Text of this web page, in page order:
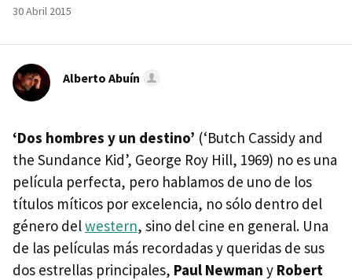
30 Abril 2015
Alberto Abuín
‘Dos hombres y un destino’ (‘Butch Cassidy and
the Sundance Kid’, George Roy Hill, 1969) no es una
película perfecta, pero hablamos de uno de los
títulos míticos por excelencia, no sólo dentro del
género delwestern, sino del cine en general. Una
de las películas más recordadas y queridas de sus
dos estrellas principales, Paul Newman y Robert